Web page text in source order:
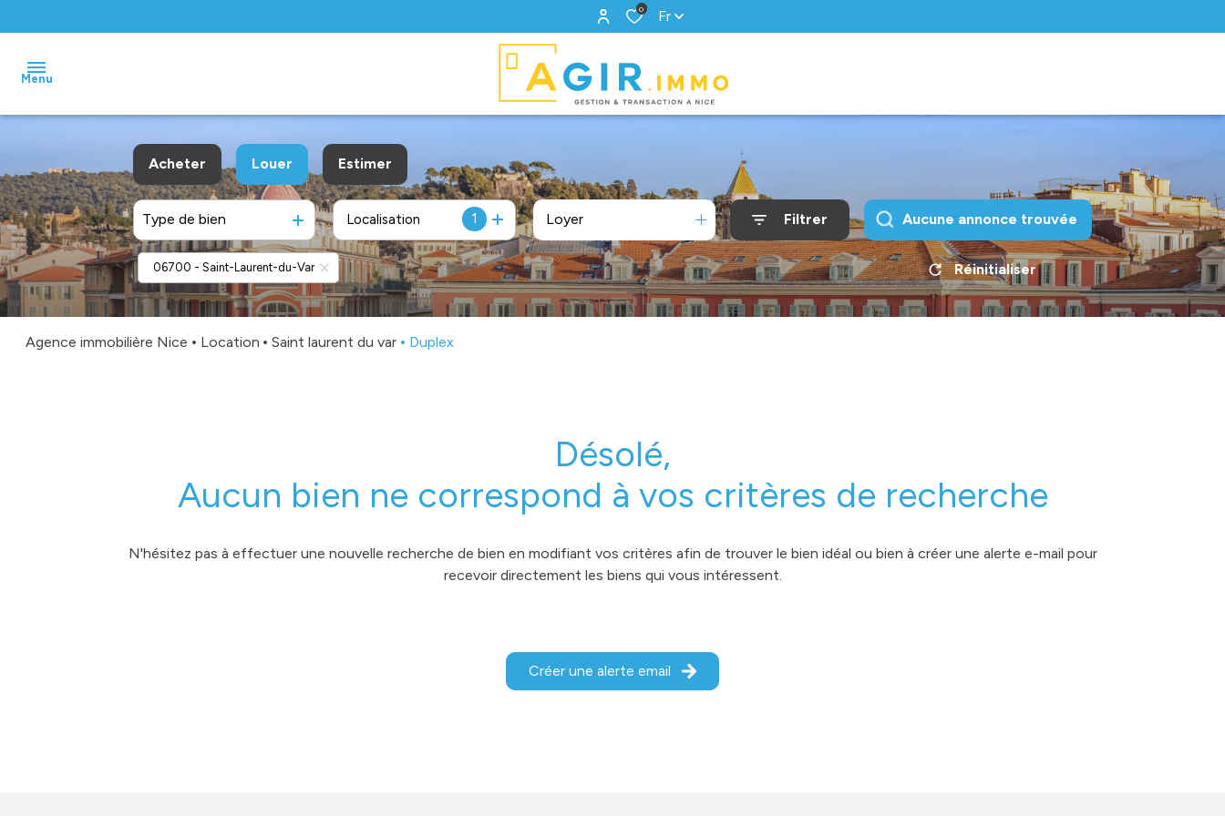
0 Fr
Menu
ventes
locations
gestion
biens
vendus
Acheter
De l'ancien
De l'immo pro
Louer
à l'année
De l'immo pro
Estimer
Type de bien 1
Localisation Loyer Filtrer Aucune annonce trouvée
06700 - Saint-Laurent-du-Var Réinitialiser
Agence immobilière Nice Location Saint laurent du var Duplex
Désolé,
Aucun bien ne correspond à vos critères de recherche
N'hésitez pas à effectuer une nouvelle recherche de bien en modifiant vos critères afin de trouver le bien idéal ou bien à créer une alerte e-mail pour
recevoir directement les biens qui vous intéressent.
Créer une alerte email